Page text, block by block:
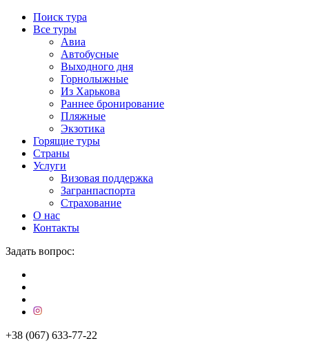
Поиск тура
Все туры
Авиа
Автобусные
Выходного дня
Горнолыжные
Из Харькова
Раннее бронирование
Пляжные
Экзотика
Горящие туры
Страны
Услуги
Визовая поддержка
Загранпаспорта
Страхование
О нас
Контакты
Задать вопрос:
+38 (067) 633-77-22